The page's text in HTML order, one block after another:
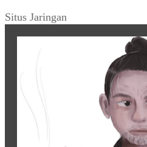
Situs Jaringan